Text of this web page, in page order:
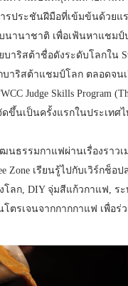
การประชันฝีมือที่เข้มข้นด้
นานาชาติ เพื่อเฟ้นหาแชม
าริสต้าชื่อดังระดับโลกใน
ากบาริสต้าแชมป์โลก ตลอ
Judge Skills Program
ขึ้นเป็นครั้งแรกในประเทศ
ฒนธรรมกาแฟผ่านเรื่องรา
Zone เรียนรู้ไปกับเวิร์กช็
ลก, DIY จุ่มสีแก้วกาแฟ, ร
ตรเจนจากกากกาแฟ เพื่